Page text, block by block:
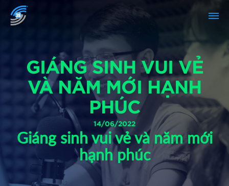
GIÁNG SINH VUI VẺ
VÀ NĂM MỚI HẠNH
PHÚC
14/06/2022
Giáng sinh vui vẻ và năm mới
hạnh phúc